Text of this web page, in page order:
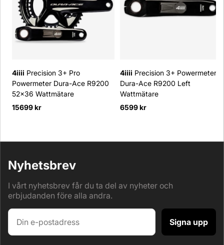
4iiii Precision 3+ Pro
Powermeter Dura-Ace R9200
52x36 Wattmätare
15699 kr
4iiii Precision 3+ Powermeter
Dura-Ace R9200 Left
Wattmätare
6599 kr
Nyhetsbrev
I vårt nyhetsbrev får du ta del av nyheter och
erbjudanden före alla andra.
Signa upp